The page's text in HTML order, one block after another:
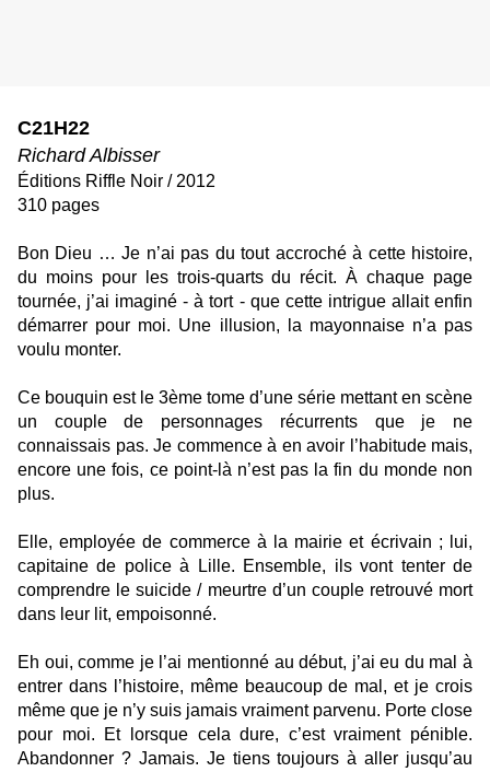
C21H22
Richard Albisser
Éditions Riffle Noir / 2012
310 pages
Bon Dieu … Je n’ai pas du tout accroché à cette histoire,
du moins pour les trois-quarts du récit. À chaque page
tournée, j’ai imaginé - à tort - que cette intrigue allait enfin
démarrer pour moi. Une illusion, la mayonnaise n’a pas
voulu monter.
Ce bouquin est le 3ème tome d’une série mettant en scène
un couple de personnages récurrents que je ne
connaissais pas. Je commence à en avoir l’habitude mais,
encore une fois, ce point-là n’est pas la fin du monde non
plus.
Elle, employée de commerce à la mairie et écrivain ; lui,
capitaine de police à Lille. Ensemble, ils vont tenter de
comprendre le suicide / meurtre d’un couple retrouvé mort
dans leur lit, empoisonné.
Eh oui, comme je l’ai mentionné au début, j’ai eu du mal à
entrer dans l’histoire, même beaucoup de mal, et je crois
même que je n’y suis jamais vraiment parvenu. Porte close
pour moi. Et lorsque cela dure, c’est vraiment pénible.
Abandonner ? Jamais. Je tiens toujours à aller jusqu’au